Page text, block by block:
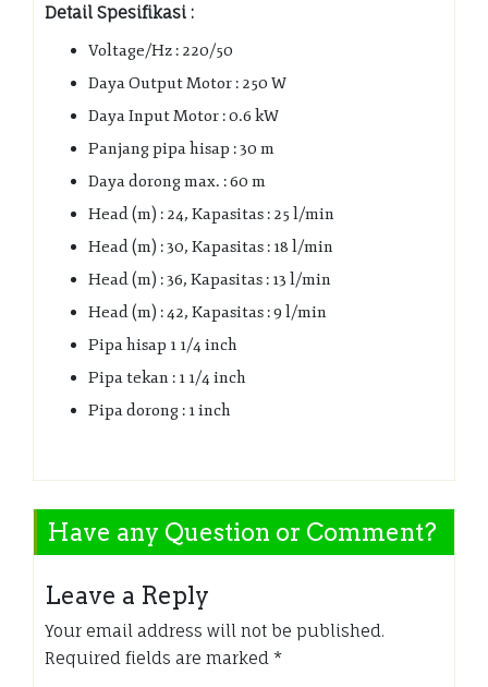
Detail Spesifikasi :
Voltage/Hz : 220/50
Daya Output Motor : 250 W
Daya Input Motor : 0.6 kW
Panjang pipa hisap : 30 m
Daya dorong max. : 60 m
Head (m) : 24, Kapasitas : 25 l/min
Head (m) : 30, Kapasitas : 18 l/min
Head (m) : 36, Kapasitas : 13 l/min
Head (m) : 42, Kapasitas : 9 l/min
Pipa hisap 1 1/4 inch
Pipa tekan : 1 1/4 inch
Pipa dorong : 1 inch
Have any Question or Comment?
Leave a Reply
Your email address will not be published.
Required fields are marked *